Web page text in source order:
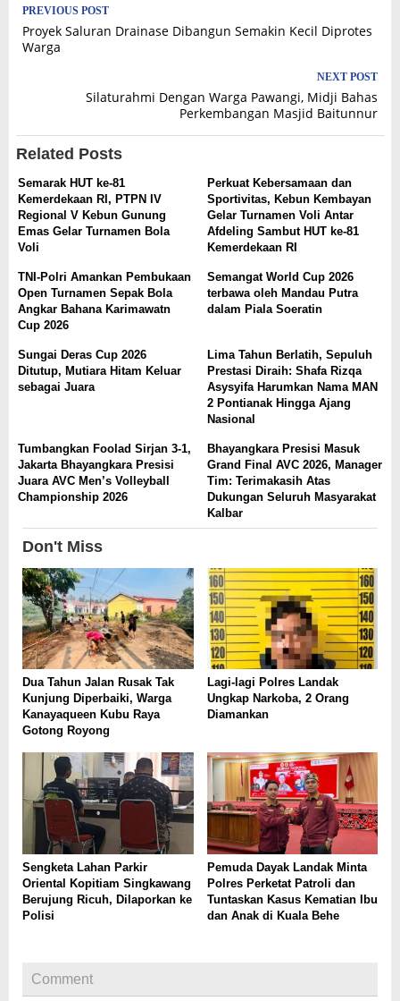
Post
navigation
PREVIOUS POST
Proyek Saluran Drainase Dibangun Semakin Kecil Diprotes
Warga
NEXT POST
Silaturahmi Dengan Warga Pawangi, Midji Bahas
Perkembangan Masjid Baitunnur
Related Posts
Semarak HUT ke-81
Kemerdekaan RI, PTPN IV
Regional V Kebun Gunung
Emas Gelar Turnamen Bola
Voli
Perkuat Kebersamaan dan
Sportivitas, Kebun Kembayan
Gelar Turnamen Voli Antar
Afdeling Sambut HUT ke-81
Kemerdekaan RI
TNI-Polri Amankan Pembukaan
Open Turnamen Sepak Bola
Angkar Bahana Karimawatn
Cup 2026
Semangat World Cup 2026
terbawa oleh Mandau Putra
dalam Piala Soeratin
Sungai Deras Cup 2026
Ditutup, Mutiara Hitam Keluar
sebagai Juara
Lima Tahun Berlatih, Sepuluh
Prestasi Diraih: Shafa Rizqa
Asysyifa Harumkan Nama MAN
2 Pontianak Hingga Ajang
Nasional
Tumbangkan Foolad Sirjan 3-1,
Jakarta Bhayangkara Presisi
Juara AVC Men’s Volleyball
Championship 2026
Bhayangkara Presisi Masuk
Grand Final AVC 2026, Manager
Tim: Terimakasih Atas
Dukungan Seluruh Masyarakat
Kalbar
Don't Miss
Dua Tahun Jalan Rusak Tak
Kunjung Diperbaiki, Warga
Kanayaqueen Kubu Raya
Gotong Royong
Lagi-lagi Polres Landak
Ungkap Narkoba, 2 Orang
Diamankan
Sengketa Lahan Parkir
Oriental Kopitiam Singkawang
Berujung Ricuh, Dilaporkan ke
Polisi
Pemuda Dayak Landak Minta
Polres Perketat Patroli dan
Tuntaskan Kasus Kematian Ibu
dan Anak di Kuala Behe
Comment